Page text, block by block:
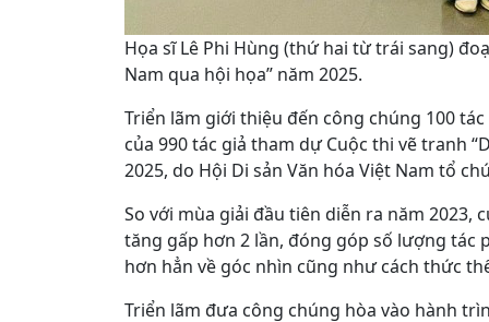
Họa sĩ Lê Phi Hùng (thứ hai từ trái sang)
Nam qua hội họa” năm 2025.
Triển lãm giới thiệu đến công chúng 100
của 990 tác giả tham dự Cuộc thi vẽ tranh
2025, do Hội Di sản Văn hóa Việt Nam tổ
So với mùa giải đầu tiên diễn ra năm
tăng gấp hơn 2 lần, đóng góp số lượng tác
hơn hẳn về góc nhìn cũng như cách thức
Triển lãm đưa công chúng hòa vào hành